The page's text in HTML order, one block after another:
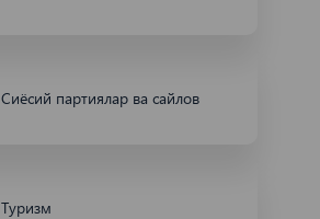
Сиёсий партиялар ва сайлов
Туризм